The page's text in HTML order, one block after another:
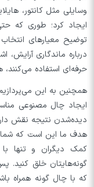
وسایلی مثل کانتور،
ایجاد کرد؛ طوری که
توضیح معیارهای
درباره ماندگاری
حرفه‌ای استفاده
همچنین به این
ایجاد چال مصنوعی
دیده‌شدن نتیجه نقش
هدف ما این است که شما
کمک دیگران و تنها
گونه‌هایتان خلق کنید.
که با چال گونه همراه